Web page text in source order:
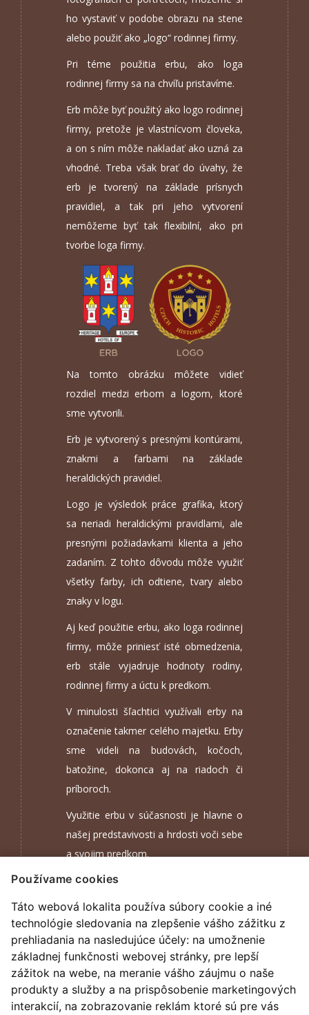
Používame cookies
Táto webová lokalita používa súbory cookie a iné
technológie sledovania na zlepšenie vášho zážitku z
prehliadania na nasledujúce účely: na umožnenie
základnej funkčnosti webovej stránky, pre lepší
zážitok na webe, na meranie vášho záujmu o naše
produkty a služby a na prispôsobenie marketingových
interakcií, na zobrazovanie reklám ktoré sú pre vás
ho vystaviť v podobe obrazu na stene
alebo použiť ako „logo“ rodinnej firmy.
Pri téme použitia erbu, ako loga
rodinnej firmy sa na chvíľu pristavíme.
Erb môže byť použitý ako logo rodinnej
firmy, pretože je vlastnícvom človeka,
a on s ním môže nakladať ako uzná za
vhodné. Treba však brať do úvahy, že
erb je tvorený na základe prísnych
pravidiel, a tak pri jeho vytvorení
nemôžeme byť tak flexibilní, ako pri
tvorbe loga firmy.
Na tomto obrázku môžete vidieť
rozdiel medzi erbom a logom, ktoré
sme vytvorili.
Erb je vytvorený s presnými kontúrami,
znakmi a farbami na základe
heraldických pravidiel.
Logo je výsledok práce grafika, ktorý
sa neriadi heraldickými pravidlami, ale
presnými požiadavkami klienta a jeho
zadaním. Z tohto dôvodu môže využiť
všetky farby, ich odtiene, tvary alebo
znaky v logu.
Aj keď použitie erbu, ako loga rodinnej
firmy, môže priniesť isté obmedzenia,
erb stále vyjadruje hodnoty rodiny,
rodinnej firmy a úctu k predkom.
V minulosti šľachtici využívali erby na
označenie takmer celého majetku. Erby
sme videli na budovách, kočoch,
batožine, dokonca aj na riadoch či
príboroch.
Využitie erbu v súčasnosti je hlavne o
našej predstavivosti a hrdosti voči sebe
a svojim predkom.